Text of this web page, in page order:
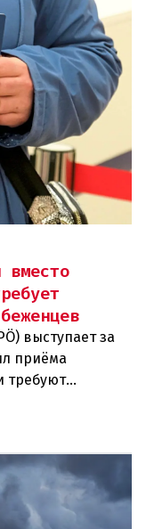
вместо
выступает за
приёма
требуют
проверки